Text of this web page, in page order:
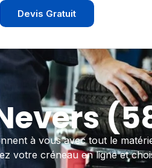
Devis Gratuit
à vous avec tout le
votre créneau en ligne et